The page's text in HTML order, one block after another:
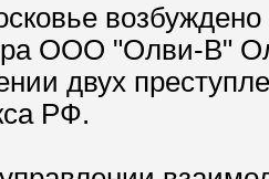
возбуждено
ООО "Олви-В"
двух
РФ.